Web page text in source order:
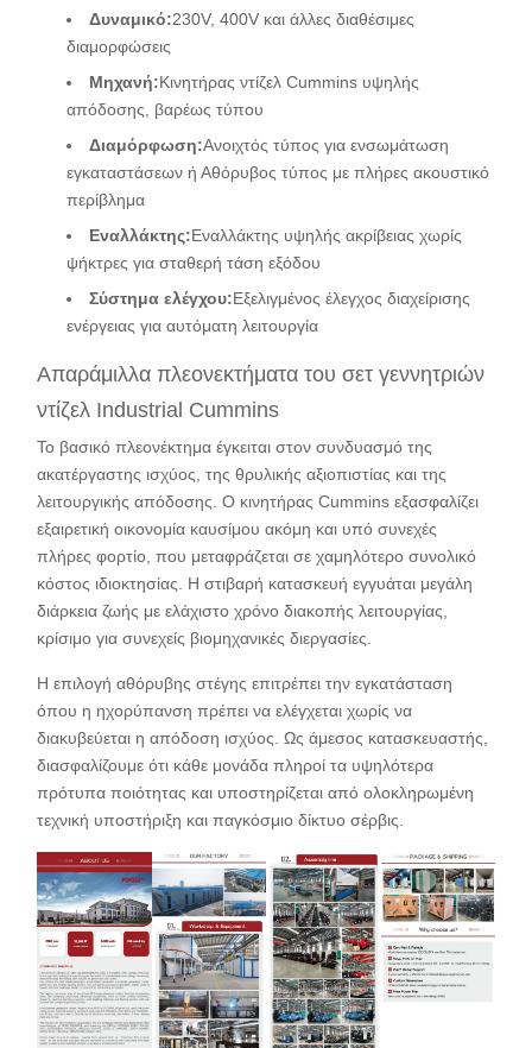
Δυναμικό:230V, 400V και άλλες διαθέσιμες
διαμορφώσεις
Μηχανή:Κινητήρας ντίζελ Cummins υψηλής
απόδοσης, βαρέως τύπου
Διαμόρφωση:Ανοιχτός τύπος για ενσωμάτωση
εγκαταστάσεων ή Αθόρυβος τύπος με πλήρες ακουστικό
περίβλημα
Εναλλάκτης:Εναλλάκτης υψηλής ακρίβειας χωρίς
ψήκτρες για σταθερή τάση εξόδου
Σύστημα ελέγχου:Εξελιγμένος έλεγχος διαχείρισης
ενέργειας για αυτόματη λειτουργία
Απαράμιλλα πλεονεκτήματα του σετ γεννητριών
ντίζελ Industrial Cummins
Το βασικό πλεονέκτημα έγκειται στον συνδυασμό της
ακατέργαστης ισχύος, της θρυλικής αξιοπιστίας και της
λειτουργικής απόδοσης. Ο κινητήρας Cummins εξασφαλίζει
εξαιρετική οικονομία καυσίμου ακόμη και υπό συνεχές
πλήρες φορτίο, που μεταφράζεται σε χαμηλότερο συνολικό
κόστος ιδιοκτησίας. Η στιβαρή κατασκευή εγγυάται μεγάλη
διάρκεια ζωής με ελάχιστο χρόνο διακοπής λειτουργίας,
κρίσιμο για συνεχείς βιομηχανικές διεργασίες.
Η επιλογή αθόρυβης στέγης επιτρέπει την εγκατάσταση
όπου η ηχορύπανση πρέπει να ελέγχεται χωρίς να
διακυβεύεται η απόδοση ισχύος. Ως άμεσος κατασκευαστής,
διασφαλίζουμε ότι κάθε μονάδα πληροί τα υψηλότερα
πρότυπα ποιότητας και υποστηρίζεται από ολοκληρωμένη
τεχνική υποστήριξη και παγκόσμιο δίκτυο σέρβις.